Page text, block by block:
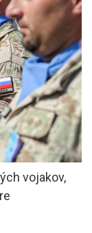
vojakov,